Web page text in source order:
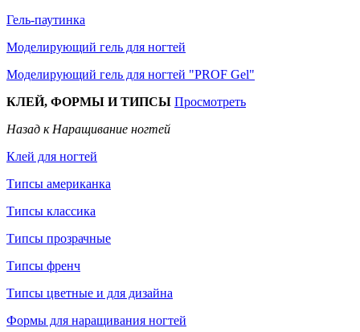
Гель-паутинка
Моделирующий гель для ногтей
Моделирующий гель для ногтей "PROF Gel"
КЛЕЙ, ФОРМЫ И ТИПСЫ Просмотреть
Назад к Наращивание ногтей
Клей для ногтей
Типсы американка
Типсы классика
Типсы прозрачные
Типсы френч
Типсы цветные и для дизайна
Формы для наращивания ногтей